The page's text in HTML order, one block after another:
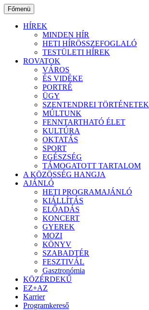
Ugrás
a
tartalomhoz
Főmenü
HÍREK
MINDEN HÍR
HETI HÍRÖSSZEFOGLALÓ
TESTÜLETI HÍREK
ROVATOK
VÁROS
ÉS VIDÉKE
PORTRÉ
ÜGY
SZENTENDREI TÖRTÉNETEK
MÚLTUNK
FENNTARTHATÓ ÉLET
KULTÚRA
OKTATÁS
SPORT
EGÉSZSÉG
TÁMOGATOTT TARTALOM
A KÖZÖSSÉG HANGJA
AJÁNLÓ
HETI PROGRAMAJÁNLÓ
KIÁLLÍTÁS
ELŐADÁS
KONCERT
GYEREK
MOZI
KÖNYV
SZABADTÉR
FESZTIVÁL
Gasztronómia
KÖZÉRDEKŰ
EZ+AZ
Karrier
Programkereső